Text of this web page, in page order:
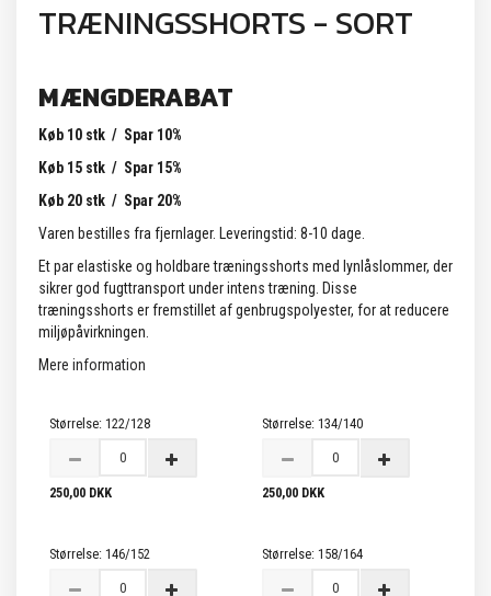
TRÆNINGSSHORTS - SORT
MÆNGDERABAT
Køb 10 stk / Spar 10%
Køb 15 stk / Spar 15%
Køb 20 stk / Spar 20%
Varen bestilles fra fjernlager. Leveringstid: 8-10 dage.
Et par elastiske og holdbare træningsshorts med lynlåslommer, der
sikrer god fugttransport under intens træning. Disse
træningsshorts er fremstillet af genbrugspolyester, for at reducere
miljøpåvirkningen.
Mere information
Størrelse: 122/128
250,00 DKK
Størrelse: 134/140
250,00 DKK
Størrelse: 146/152 Størrelse: 158/164